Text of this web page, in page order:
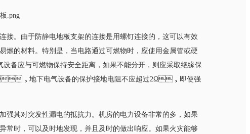
。由于防静电地板支架的连接是用螺钉连接的，这可以有效
材料。特别是，当电路通过可燃物时，应使用金属管或硬
设备应与可燃物保持安全距离，如果不能分开，则应采取绝缘保
，地下电气设备的保护接地电阻不应超过2Ω，即使强
对突发性漏电的抵抗力。机房的电力设备非常的多，如果
，可以及时地发现，并且及时的做出响应。如果火灾能够